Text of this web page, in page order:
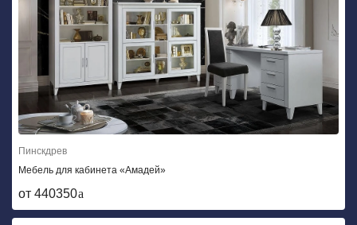
Пинскдрев
Мебель для кабинета «Амадей»
от 440350